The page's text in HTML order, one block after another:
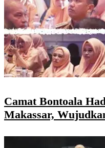
Camat Bontoala
Makassar,